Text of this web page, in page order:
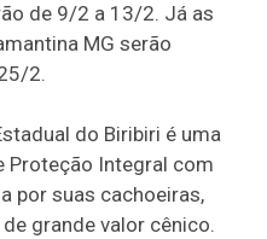
de 9/2 a 13/2. Já as
MG serão
2.
do Biribiri é uma
Proteção Integral com
por suas cachoeiras,
grande valor cênico.